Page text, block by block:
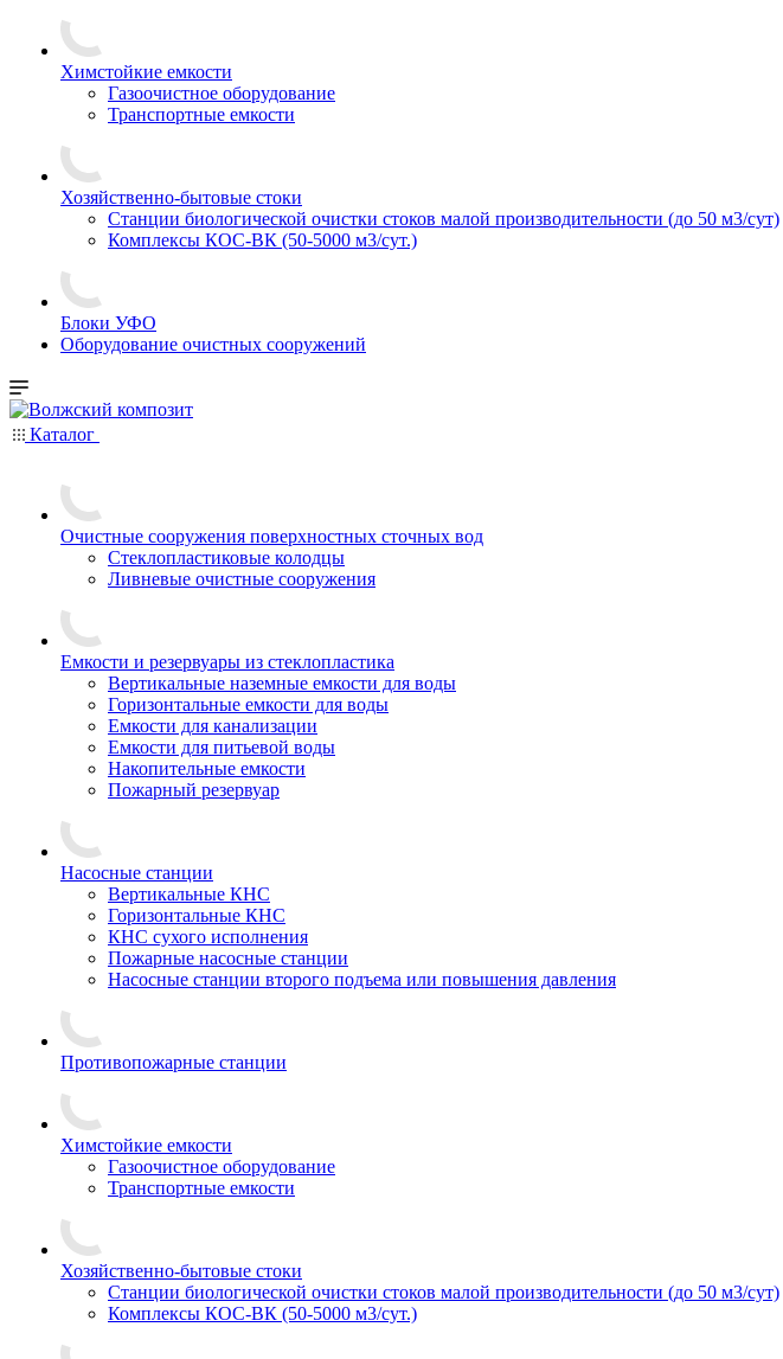
Химстойкие емкости
Газоочистное оборудование
Транспортные емкости
Хозяйственно-бытовые стоки
Станции биологической очистки стоков малой производительности (до 50 м3/сут)
Комплексы КОС-ВК (50-5000 м3/сут.)
Блоки УФО
Оборудование очистных сооружений
Каталог
Очистные сооружения поверхностных сточных вод
Стеклопластиковые колодцы
Ливневые очистные сооружения
Емкости и резервуары из стеклопластика
Вертикальные наземные емкости для воды
Горизонтальные емкости для воды
Емкости для канализации
Емкости для питьевой воды
Накопительные емкости
Пожарный резервуар
Насосные станции
Вертикальные КНС
Горизонтальные КНС
КНС сухого исполнения
Пожарные насосные станции
Насосные cтанции второго подъема или повышения давления
Противопожарные станции
Химстойкие емкости
Газоочистное оборудование
Транспортные емкости
Хозяйственно-бытовые стоки
Станции биологической очистки стоков малой производительности (до 50 м3/сут)
Комплексы КОС-ВК (50-5000 м3/сут.)